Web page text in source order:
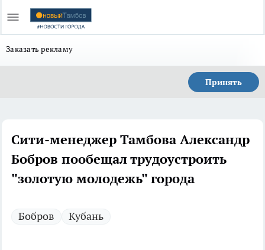
Заказать рекламу
Принять
Сити-менеджер Тамбова Александр
Бобров пообещал трудоустроить
"золотую молодежь" города
Бобров Кубань